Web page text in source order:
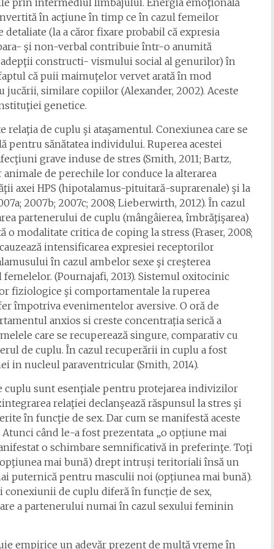
prin intermediul limbajului. Energia emoţională
în acţiune în timp ce în cazul femeilor
(la a căror fixare probabil că expresia
şi non-verbal contribuie într-o anumită
adepţii constructi- vismului social al genurilor) în
că puii maimuţelor vervet arată în mod
similare copiilor (Alexander, 2002). Aceste
genetice.
relaţia de cuplu şi ataşamentul. Conexiunea care se
pentru sănătatea individului. Ruperea acestei
grave induse de stres (Smith, 2011; Bartz,
de perechile lor conduce la alterarea
axei HPS (hipotalamus-pituitară-suprarenale) şi la
2007b; 2007c; 2008; Lieberwirth, 2012). În cazul
partenerului de cuplu (mângâierea, îmbrăţişarea)
modalitate critica de coping la stress (Fraser, 2008;
cauzează intensificarea expresiei receptorilor
în cazul ambelor sexe şi creşterea
(Pournajafi, 2013). Sistemul oxitocinic
fiziologice şi comportamentale la ruperea
împotriva evenimentelor aversive. O oră de
anxios si creste concentrația serică a
care se recuperează singure, comparativ cu
de cuplu. În cazul recuperării in cuplu a fost
in nucleul paraventricular (Smith, 2014).
cuplu sunt esenţiale pentru protejarea indivizilor
relaţiei declanşează răspunsul la stres şi
în funcţie de sex. Dar cum se manifestă aceste
când le-a fost prezentata „o opțiune mai
o schimbare semnificativă in preferinţe. Toţi
mai bună) drept intruși teritoriali însă un
puternică pentru masculii noi (opțiunea mai bună).
de cuplu diferă în funcție de sex,
a partenerului numai în cazul sexului feminin
empirice un adevăr prezent de multă vreme în